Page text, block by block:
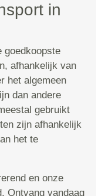
in
goedkoopste
afhankelijk van
het algemeen
dan andere
gebruikt
zijn afhankelijk
het te
en onze
Ontvang vandaag